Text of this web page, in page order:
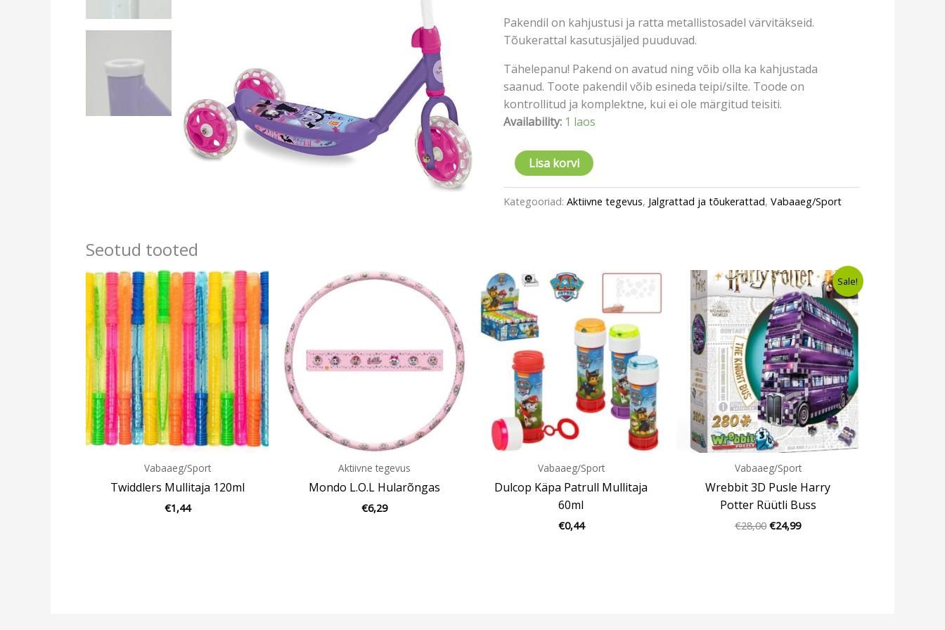
Pakendil on kahjustusi ja ratta metallistosadel värvitäkseid.
Tõukerattal kasutusjäljed puuduvad.
Tähelepanu! Pakend on avatud ning võib olla ka kahjustada
saanud. Toote pakendil võib esineda teipi/silte. Toode on
kontrollitud ja komplektne, kui ei ole märgitud teisiti.
Availability: 1 laos
Lisa korvi
Kategooriad: Aktiivne tegevus, Jalgrattad ja tõukerattad, Vabaaeg/Sport
Seotud tooted
Vabaaeg/Sport
Twiddlers Mullitaja 120ml
€1,44
Aktiivne tegevus
Mondo L.O.L Hularõngas
€6,29
Vabaaeg/Sport
Dulcop Käpa Patrull Mullitaja
60ml
€0,44
Sale!
Vabaaeg/Sport
Wrebbit 3D Pusle Harry
Potter Rüütli Buss
€28,00
Algne
hind
oli:
€28,00.
€24,99
Current
price
is:
€24,99.